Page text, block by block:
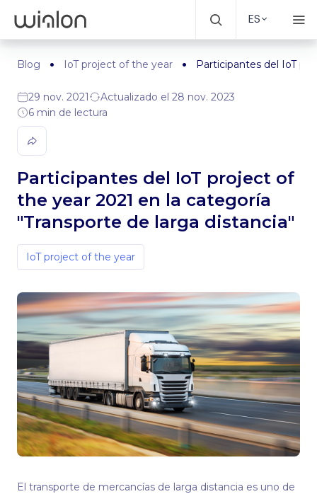
ES
Blog IoT project of the year Participantes del IoT
29 nov. 2021
Actualizado el 28 nov. 2023
6 min de lectura
Participantes del IoT project of
the year 2021 en la categoría
"Transporte de larga distancia"
IoT project of the year
El transporte de mercancías de larga distancia es uno de